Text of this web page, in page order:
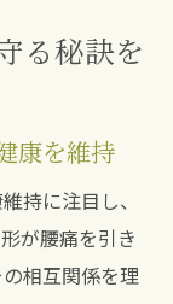
る秘訣を
康を維持
持に注目し、
が腰痛を引き
相互関係を理